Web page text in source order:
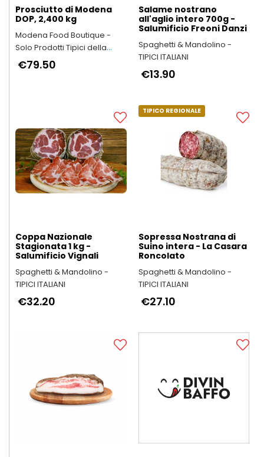
Prosciutto di Modena
DOP, 2,400 kg
Modena Food Boutique -
Solo Prodotti Tipici della
Provincia di Modena
€79.50
Salame nostrano
all'aglio intero 700g -
Salumificio Freoni Danzi
Spaghetti & Mandolino -
TIPICI ITALIANI
€13.90
Coppa Nazionale
Stagionata 1 kg -
Salumificio Vignali
Spaghetti & Mandolino -
TIPICI ITALIANI
€32.20
TIPICO REGIONALE
Sopressa Nostrana di
Suino intera - La Casara
Roncolato
Spaghetti & Mandolino -
TIPICI ITALIANI
€27.10